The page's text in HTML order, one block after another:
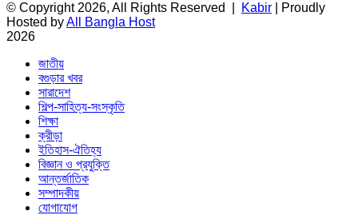
© Copyright 2026, All Rights Reserved |
Kabir | Proudly
Hosted byAll Bangla Host
2026
জাতীয়
বগুড়ার খবর
সারাদেশ
শিল্প-সাহিত্য-সংস্কৃতি
শিক্ষা
ক্রীড়া
ইতিহাস-ঐতিহ্য
বিজ্ঞান ও প্রযুক্তি
আন্তর্জাতিক
সম্পাদকীয়
যোগাযোগ